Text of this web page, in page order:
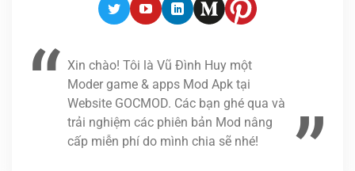
TwitterYoutubeLinkedInMediumPinterest
Xin chào! Tôi là Vũ Đình Huy một
Moder game & apps Mod Apk tại
Website GOCMOD. Các bạn ghé qua và
trải nghiệm các phiên bản Mod nâng
cấp miễn phí do mình chia sẽ nhé!